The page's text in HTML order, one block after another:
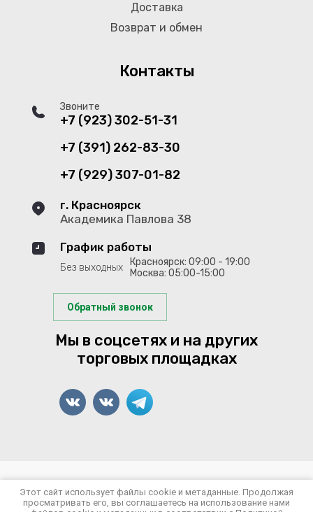
Доставка
Возврат и обмен
Контакты
Звоните
+7 (923) 302-51-31
+7 (391) 262-83-30
+7 (929) 307-01-82
г. Красноярск
Академика Павлова 38
График работы
Без выходных
Красноярск: 09:00 - 19:00
Москва: 05:00-15:00
Обратный звонок
Мы в соцсетях и на других
торговых площадках
© 2022-2026 Арсенал Рыболова
Политика конфиденциальности
Этот сайт использует файлы cookie и метаданные. Продолжая
просматривать его, вы соглашаетесь на использование нами